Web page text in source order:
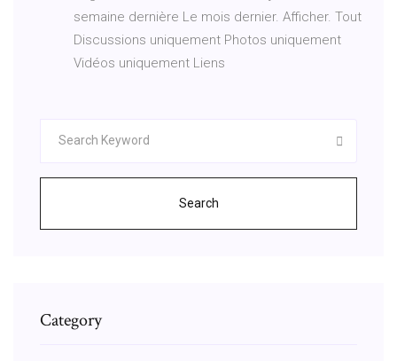
semaine dernière Le mois dernier. Afficher. Tout
Discussions uniquement Photos uniquement
Vidéos uniquement Liens
Search
Category